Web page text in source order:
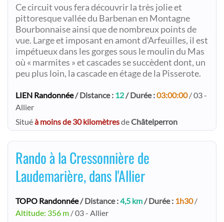
Ce circuit vous fera découvrir la très jolie et
pittoresque vallée du Barbenan en Montagne
Bourbonnaise ainsi que de nombreux points de
vue. Large et imposant en amont d’Arfeuilles, il est
impétueux dans les gorges sous le moulin du Mas
où « marmites » et cascades se succèdent dont, un
peu plus loin, la cascade en étage de la Pisserote.
LIEN Randonnée/ Distance : 12/ Durée :03:00:00/ 03 -
Allier
Situéà moins de 30 kilomètresdeChâtelperron
Rando à la Cressonnière de
Laudemarière, dans l'Allier
TOPO Randonnée/ Distance :4,5 km/ Durée : 1h30/
Altitude: 356 m / 03 - Allier